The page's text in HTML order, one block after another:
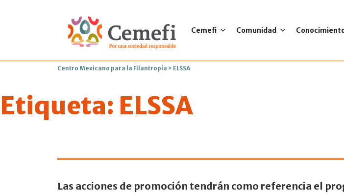
Cemefi Comunidad
Centro Mexicano para la Filantropía > ELSSA
Etiqueta: ELSSA
Firman IMSS y Cemefi
Las acciones de promoción tendrán como referencia el